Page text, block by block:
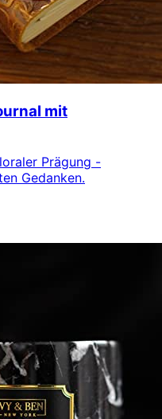
mit
Prägung -
Gedanken.